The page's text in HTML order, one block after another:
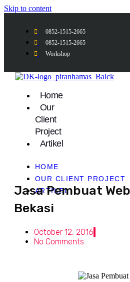
Skip to content
0852-1515-2665
0852-1515-2665
Workshop
Home
Our
Client
Project
Artikel
HOME
OUR CLIENT PROJECT
ARTIKEL
Jasa Pembuat
Bekasi
October 12, 2016
No Comments